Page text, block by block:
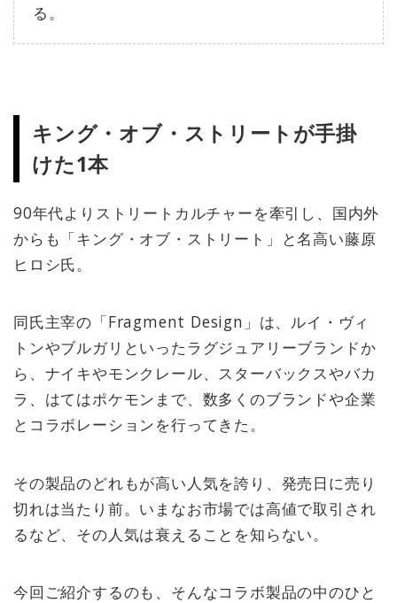
る。
キング・オブ・ストリートが手掛
けた1本
90年代よりストリートカルチャーを牽引し、国内外
からも「キング・オブ・ストリート」と名高い藤原
ヒロシ氏。
同氏主宰の「Fragment Design」は、ルイ・ヴィ
トンやブルガリといったラグジュアリーブランドか
ら、ナイキやモンクレール、スターバックスやバカ
ラ、はてはポケモンまで、数多くのブランドや企業
とコラボレーションを行ってきた。
その製品のどれもが高い人気を誇り、発売日に売り
切れは当たり前。いまなお市場では高値で取引され
るなど、その人気は衰えることを知らない。
今回ご紹介するのも、そんなコラボ製品の中のひと